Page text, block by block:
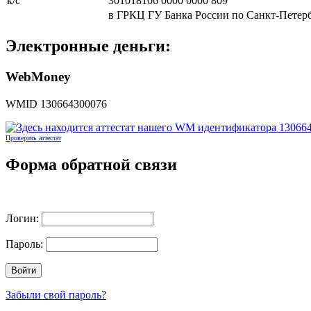
в ГРКЦ ГУ Банка России по Санкт-
Электронные деньги:
WebMoney
WMID 130664300076
Проверить аттестат
Форма обратной связи
Логин:
Пароль:
Забыли свой пароль?